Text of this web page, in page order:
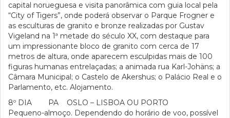
capital norueguesa e visita panorâmica com guia local pela
“City of Tigers”, onde poderá observar o Parque Frogner e
as esculturas de granito e bronze realizadas por Gustav
Vigeland na 1ª metade do século XX, com destaque para
um impressionante bloco de granito com cerca de 17
metros de altura, onde aparecem esculpidas mais de 100
figuras humanas entrelaçadas; a animada rua Karl-Johäns; a
Câmara Municipal; o Castelo de Akershus; o Palácio Real e o
Parlamento, etc. Alojamento.
8º DIA PA OSLO – LISBOA OU PORTO
Pequeno-almoço. Dependendo do horário de voo, possível